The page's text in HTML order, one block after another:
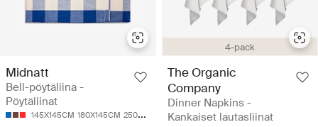
Midnatt
Bell-pöytäliina -
Pöytäliinat
145X145CM 180X145CM 250X145CM 330X145CM
4-pack
The Organic
Company
Dinner Napkins -
Kankaiset lautasliinat